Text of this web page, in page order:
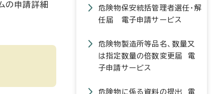
の申請詳細
危険物保安統括管理者選任・解
任届 電子申請サービス
危険物製造所等品名、数量又
は指定数量の倍数変更届 電
子申請サービス
危険物に係る資料の提出 電